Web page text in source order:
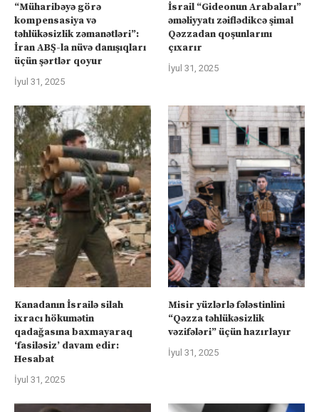
“Müharibəyə görə
kompensasiya və
təhlükəsizlik zəmanətləri”:
İran ABŞ-la nüvə danışıqları
üçün şərtlər qoyur
İyul 31, 2025
İsrail “Gideonun Arabaları”
əməliyyatı zəiflədikcə şimal
Qəzzadan qoşunlarını
çıxarır
İyul 31, 2025
Kanadanın İsrailə silah
ixracı hökumətin
qadağasına baxmayaraq
‘fasiləsiz’ davam edir:
Hesabat
İyul 31, 2025
Misir yüzlərlə fələstinlini
“Qəzza təhlükəsizlik
vəzifələri” üçün hazırlayır
İyul 31, 2025